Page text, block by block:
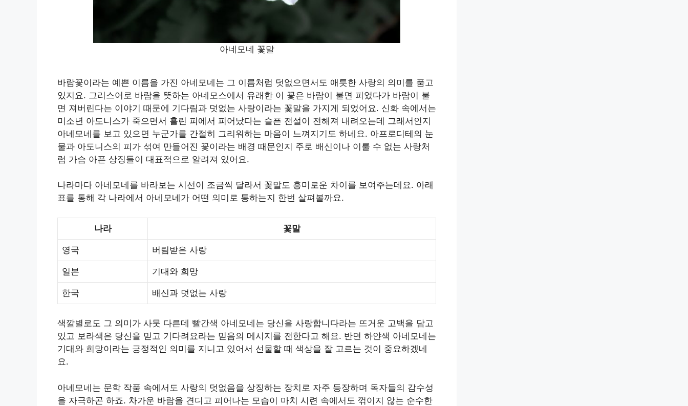
아네모네 꽃말
바람꽃이라는 예쁜 이름을 가진 아네모네는 그 이름처럼 덧없으면서도 애틋한 사랑의 의미를 품고
있지요. 그리스어로 바람을 뜻하는 아네모스에서 유래한 이 꽃은 바람이 불면 피었다가 바람이 불
면 져버린다는 이야기 때문에 기다림과 덧없는 사랑이라는 꽃말을 가지게 되었어요. 신화 속에서는
미소년 아도니스가 죽으면서 흘린 피에서 피어났다는 슬픈 전설이 전해져 내려오는데 그래서인지
아네모네를 보고 있으면 누군가를 간절히 그리워하는 마음이 느껴지기도 하네요. 아프로디테의 눈
물과 아도니스의 피가 섞여 만들어진 꽃이라는 배경 때문인지 주로 배신이나 이룰 수 없는 사랑처
럼 가슴 아픈 상징들이 대표적으로 알려져 있어요.
나라마다 아네모네를 바라보는 시선이 조금씩 달라서 꽃말도 흥미로운 차이를 보여주는데요. 아래
표를 통해 각 나라에서 아네모네가 어떤 의미로 통하는지 한번 살펴볼까요.
나라 꽃말
영국 버림받은 사랑
일본 기대와 희망
한국 배신과 덧없는 사랑
색깔별로도 그 의미가 사뭇 다른데 빨간색 아네모네는 당신을 사랑합니다라는 뜨거운 고백을 담고
있고 보라색은 당신을 믿고 기다려요라는 믿음의 메시지를 전한다고 해요. 반면 하얀색 아네모네는
기대와 희망이라는 긍정적인 의미를 지니고 있어서 선물할 때 색상을 잘 고르는 것이 중요하겠네
요.
아네모네는 문학 작품 속에서도 사랑의 덧없음을 상징하는 장치로 자주 등장하며 독자들의 감수성
을 자극하곤 하죠. 차가운 바람을 견디고 피어나는 모습이 마치 시련 속에서도 꺾이지 않는 순수한